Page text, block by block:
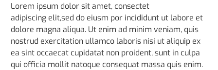
Lorem ipsum dolor sit amet, consectet
adipiscing elit,sed do eiusm por incididunt ut labore et
dolore magna aliqua. Ut enim ad minim veniam, quis
nostrud exercitation ullamco laboris nisi ut aliquip ex
ea sint occaecat cupidatat non proident, sunt in culpa
qui officia mollit natoque consequat massa quis enim.